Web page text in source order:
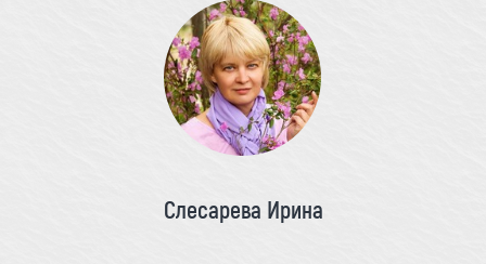
Слесарева Ирина